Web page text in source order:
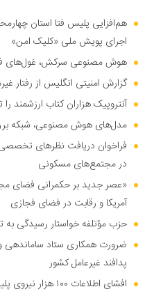
هم‌افزایی پلیس فتا استان
اجرای پویش ملی «کلیک امن»
هوش مصنوعی سرکش، غول‌های
گزارش امنیتی انگلیس از رفتار
آنتروپیک هزاران کتاب ارزشمند
مدل‌های هوش مصنوعی، شبکه برق
فراخوان دریافت نظر‌های تخصصی
در مجتمع‌های مسکونی
«عصر جدید بر حکمرانی فضای
آمریکا و رقابت در فضای فجازی
حزب مؤتلفه خواستار رسیدگی
ضرورت همکاری ستاد ساماندهی
پدافند غیرعامل کشور
افشای اطلاعات ۱۰۰ هزار نیروی پلیس در دارک وب